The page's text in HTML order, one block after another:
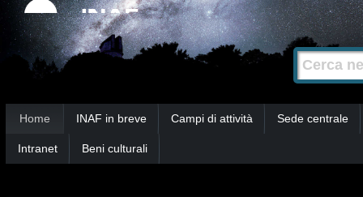
Salta
alla
navigazione
Cerca nel
Ricerca
avanzata…
Home INAF in breve Campi di attività Sede centrale
Intranet Beni culturali